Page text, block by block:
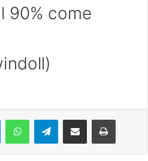
90% come